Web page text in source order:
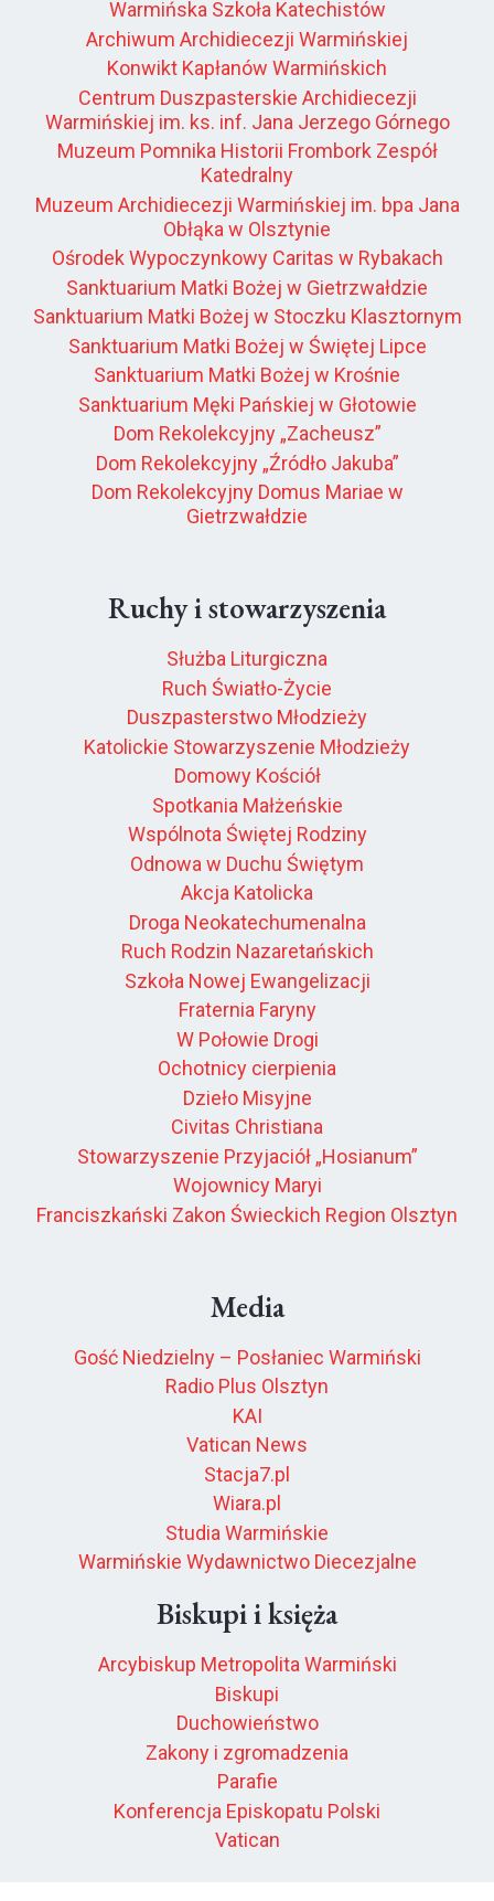
Warmińska Szkoła Katechistów
Archiwum Archidiecezji Warmińskiej
Konwikt Kapłanów Warmińskich
Centrum Duszpasterskie Archidiecezji
Warmińskiej im. ks. inf. Jana Jerzego Górnego
Muzeum Pomnika Historii Frombork Zespół
Katedralny
Muzeum Archidiecezji Warmińskiej im. bpa Jana
Obłąka w Olsztynie
Ośrodek Wypoczynkowy Caritas w Rybakach
Sanktuarium Matki Bożej w Gietrzwałdzie
Sanktuarium Matki Bożej w Stoczku Klasztornym
Sanktuarium Matki Bożej w Świętej Lipce
Sanktuarium Matki Bożej w Krośnie
Sanktuarium Męki Pańskiej w Głotowie
Dom Rekolekcyjny „Zacheusz”
Dom Rekolekcyjny „Źródło Jakuba”
Dom Rekolekcyjny Domus Mariae w
Gietrzwałdzie
Ruchy i stowarzyszenia
Służba Liturgiczna
Ruch Światło-Życie
Duszpasterstwo Młodzieży
Katolickie Stowarzyszenie Młodzieży
Domowy Kościół
Spotkania Małżeńskie
Wspólnota Świętej Rodziny
Odnowa w Duchu Świętym
Akcja Katolicka
Droga Neokatechumenalna
Ruch Rodzin Nazaretańskich
Szkoła Nowej Ewangelizacji
Fraternia Faryny
W Połowie Drogi
Ochotnicy cierpienia
Dzieło Misyjne
Civitas Christiana
Stowarzyszenie Przyjaciół „Hosianum”
Wojownicy Maryi
Franciszkański Zakon Świeckich Region Olsztyn
Media
Gość Niedzielny – Posłaniec Warmiński
Radio Plus Olsztyn
KAI
Vatican News
Stacja7.pl
Wiara.pl
Studia Warmińskie
Warmińskie Wydawnictwo Diecezjalne
Biskupi i księża
Arcybiskup Metropolita Warmiński
Biskupi
Duchowieństwo
Zakony i zgromadzenia
Parafie
Konferencja Episkopatu Polski
Vatican